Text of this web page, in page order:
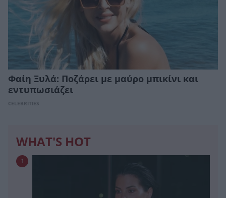
Φαίη Ξυλά: Ποζάρει με μαύρο μπικίνι και
εντυπωσιάζει
CELEBRITIES
WHAT'S HOT
1